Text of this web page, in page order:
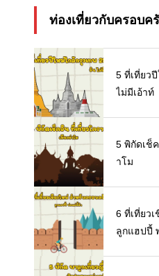
ท่องเที่ยวกับครอบค
5 ที่เที่ยว
ไม่มีเอ้าท์
5 พิกัดเช็
าโม
6 ที่เที่ยว
ลูกแฮปปี้